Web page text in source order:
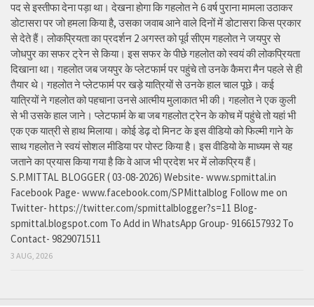
पद से इस्तीफा देना पड़ा था। देखना होगा कि गहलोत ने 6 वर्ष पुराना मामला उठाकर
डोटासरा पर जो हमला किया है, उसका जवाब आने वाले दिनों में डोटासरा किस प्रकार
से देते हैं। लोकप्रियता का प्रदर्शन 2 अगस्त को पूर्व सीएम गहलोत ने जयपुर से
जोधपुर का सफर ट्रेन से किया। इस सफर के पीछे गहलोत को स्वयं की लोकप्रियता
दिखाना था। गहलोत जब जयपुर के प्लेटफार्म पर पहुंचे तो उनके कैमरा मैन पहले से ही
तैयार थे। गहलोत ने प्लेटफार्म पर खड़े यात्रियों से उनके हाल चाल पूछे। कई
यात्रियों ने गहलोत को पहचाना उनसे आत्मीय मुलाकात भी की। गहलोत ने एक कुली
से भी उसके हाल जाने। प्लेटफार्म के बा जब गहलोत ट्रेन के कोच में पहुंचे तो यहां भी
एक एक यात्री से हाथ मिलाया। कोई डेढ़ दो मिनट के इस वीडियो को फिल्मी गाने के
साथ गहलोत ने स्वयं सोशल मीडिया पर पोस्ट किया है। इस वीडियो के माध्यम से यह
जताने का प्रयास किया गया है कि वे आज भी प्रदेश भर में लोकप्रिय हैं।
S.P.MITTAL BLOGGER ( 03-08-2026) Website- www.spmittal.in
Facebook Page- www.facebook.com/SPMittalblog Follow me on
Twitter- https://twitter.com/spmittalblogger?s=11 Blog-
spmittal.blogspot.com To Add in WhatsApp Group- 9166157932 To
Contact- 9829071511
3 AUG, 2026